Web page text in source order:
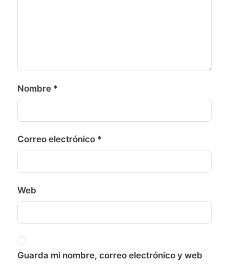
Nombre *
Correo electrónico *
Web
Guarda mi nombre, correo electrónico y web